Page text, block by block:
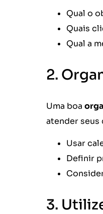
Qual o
Quais
Qual a
2.
Uma boa
atender seus
Usar
Definir
3.